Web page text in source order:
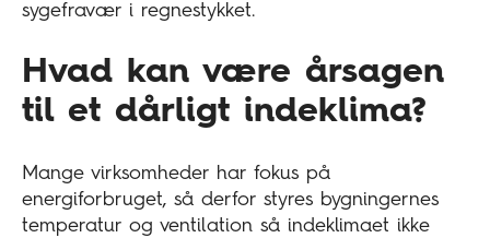
sygefravær i regnestykket.
Hvad kan være årsagen
til et dårligt indeklima?
Mange virksomheder har fokus på
energiforbruget, så derfor styres bygningernes
temperatur og ventilation så indeklimaet ikke